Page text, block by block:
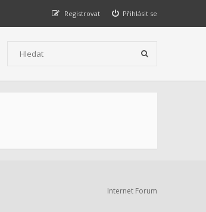
Přihlásit se
Registrovat
Internet Forum